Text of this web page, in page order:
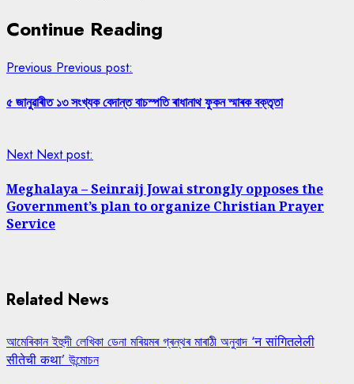
Continue Reading
Previous Previous post:
৫ জানুৱাৰীত ১৩ সংখ্যক বেদান্ত বাচস্পতি ৰাধানাথ ফুকন স্মাৰক বক্তৃতা
Next Next post:
Meghalaya – Seinraij Jowai strongly opposes the
Government’s plan to organize Christian Prayer
Service
Related News
আমেৰিকান ইহুদী লেখিকা ডেনা মৰিয়মৰ গ্ৰন্থৰ মাৰাঠী অনুবাদ ‘न सांगितलेली
सीतेची कथा’ উন্মোচন